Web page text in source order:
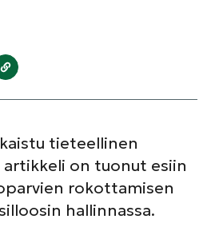
tieteellinen
on tuonut esiin
rokottamisen
hallinnassa.